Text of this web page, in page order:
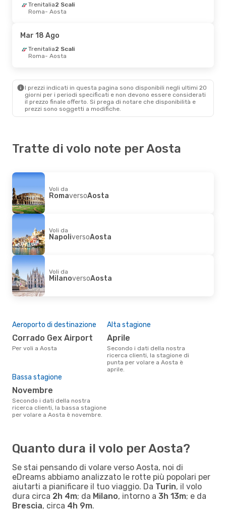
Gio 27 Ago- Dom 30 Ago
Trenitalia3 Scali
Aosta - Venezia
Roma - Aosta
Trenitalia2 Scali
Aosta- Roma
Trenitalia2 Scali
Roma- Aosta
Mar 18 Ago
Trenitalia2 Scali
Roma- Aosta
I prezzi indicati in questa pagina sono disponibili negli ultimi 20
giorni per i periodi specificati e non devono essere considerati
il ​​prezzo finale offerto. Si prega di notare che disponibilità e
prezzi sono soggetti a modifiche.
Tratte di volo note per Aosta
Voli da
RomaversoAosta
Voli da
NapoliversoAosta
Voli da
MilanoversoAosta
Aeroporto di destinazione
Corrado Gex Airport
Per voli a Aosta
Alta stagione
aprile
Secondo i dati della nostra
ricerca clienti, la stagione di
punta per volare a Aosta è
aprile.
Bassa stagione
novembre
Secondo i dati della nostra
ricerca clienti, la bassa stagione
per volare a Aosta è novembre.
Quanto dura il volo per Aosta?
Se stai pensando di volare verso Aosta, noi di
eDreams abbiamo analizzato le rotte più popolari per
aiutarti a pianificare il tuo viaggio. Da Turin, il volo
dura circa 2h 4m; da Milano, intorno a 3h 13m; e da
Brescia, circa 4h 9m.